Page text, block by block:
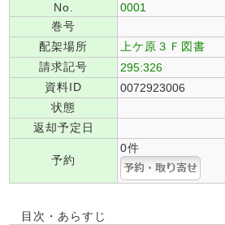
No.
0001
巻号
配架場所
上ケ原３Ｆ図書
請求記号
295:326
資料ID
0072923006
状態
返却予定日
予約
0件
目次・あらすじ